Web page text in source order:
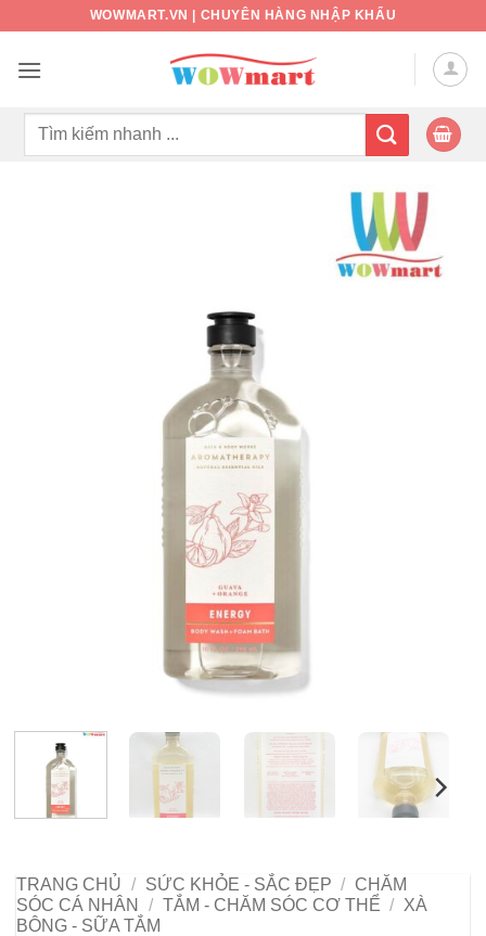
nội
WOWMART.VN | CHUYÊN HÀNG NHẬP KHẨU
Tìm
TRANG CHỦ / SỨC KHỎE - SẮC ĐẸP / CHĂM
SÓC CÁ NHÂN
/ TẮM - CHĂM SÓC CƠ THỂ / XÀ
BÔNG - SỮA TẮM